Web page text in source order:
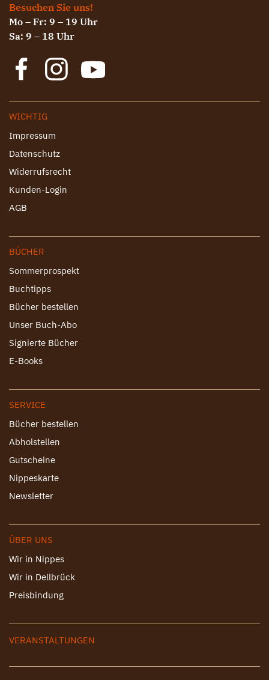
Besuchen Sie uns!
Mo – Fr: 9 – 19 Uhr
Sa: 9 – 18 Uhr
WICHTIG
Impressum
Datenschutz
Widerrufsrecht
Kunden-Login
AGB
BÜCHER
Sommerprospekt
Buchtipps
Bücher bestellen
Unser Buch-Abo
Signierte Bücher
E-Books
SERVICE
Bücher bestellen
Abholstellen
Gutscheine
Nippeskarte
Newsletter
ÜBER UNS
Wir in Nippes
Wir in Dellbrück
Preisbindung
VERANSTALTUNGEN